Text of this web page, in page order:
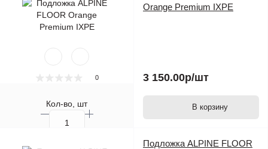
0
Кол-во, шт
Orange Premium IXPE
3 150.00р/шт
В корзину
Подложка ALPINE FLOOR